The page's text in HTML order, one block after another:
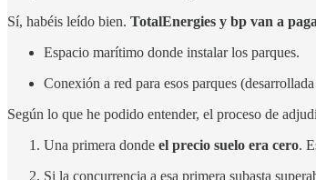
Sí, habéis leído bien. TotalEnergies y bp van a
Espacio marítimo donde instalar los parques.
Conexión a red para esos parques
Según lo que he podido entender, el proceso de
Una primera donde el precio suelo era cero.
Si la concurrencia a esa primera subasta